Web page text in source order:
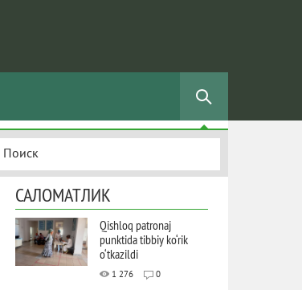
САЛОМАТЛИК
Qishloq patronaj
punktida tibbiy ko‘rik
o‘tkazildi
1 276 0